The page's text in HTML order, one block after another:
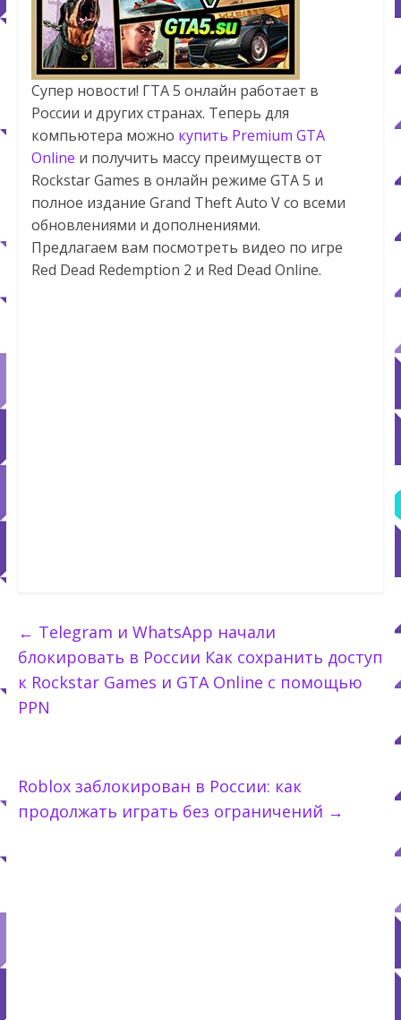
Супер новости! ГТА 5 онлайн работает в
России и других странах. Теперь для
компьютера можно купить Premium GTA
Online и получить массу преимуществ от
Rockstar Games в онлайн режиме GTA 5 и
полное издание Grand Theft Auto V со всеми
обновлениями и дополнениями.
Предлагаем вам посмотреть видео по игре
Red Dead Redemption 2 и Red Dead Online.
← Telegram и WhatsApp начали
блокировать в России Как сохранить доступ
к Rockstar Games и GTA Online с помощью
PPN
Roblox заблокирован в России: как
продолжать играть без ограничений →